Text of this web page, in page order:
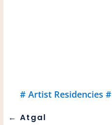
# Artist Residencies #
← Atgal